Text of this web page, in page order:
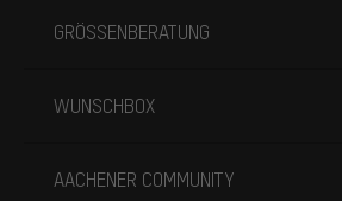
GRÖSSENBERATUNG
WUNSCHBOX
AACHENER COMMUNITY